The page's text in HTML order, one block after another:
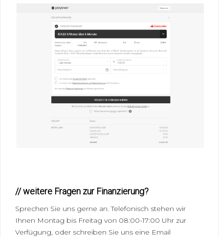
// weitere Fragen zur Finanzierung?
Sprechen Sie uns gerne an. Telefonisch stehen wir
Ihnen Montag bis Freitag von 08:00-17:00 Uhr zur
Verfügung, oder schreiben Sie uns eine Email